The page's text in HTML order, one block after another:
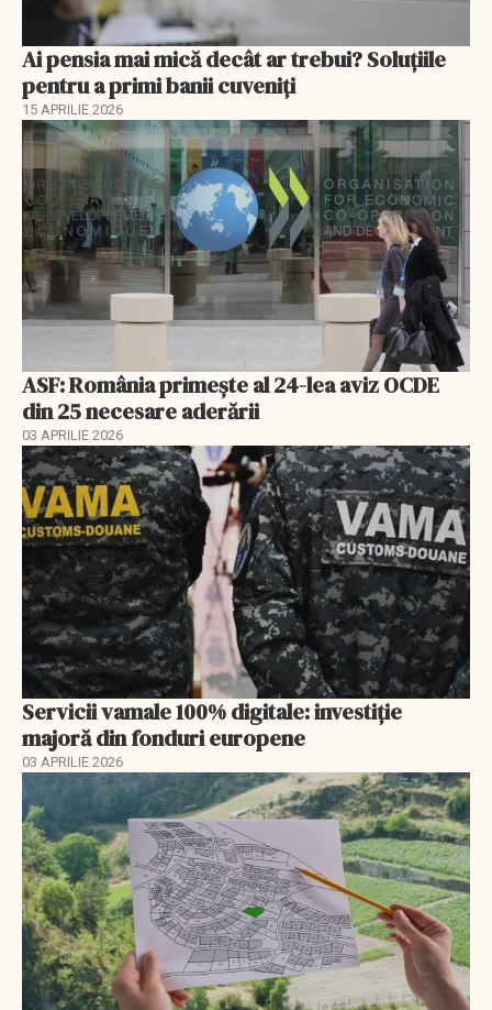
Ai pensia mai mică decât ar trebui? Soluţiile
pentru a primi banii cuveniţi
15 APRILIE 2026
ASF: România primește al 24-lea aviz OCDE
din 25 necesare aderării
03 APRILIE 2026
Servicii vamale 100% digitale: investiție
majoră din fonduri europene
03 APRILIE 2026